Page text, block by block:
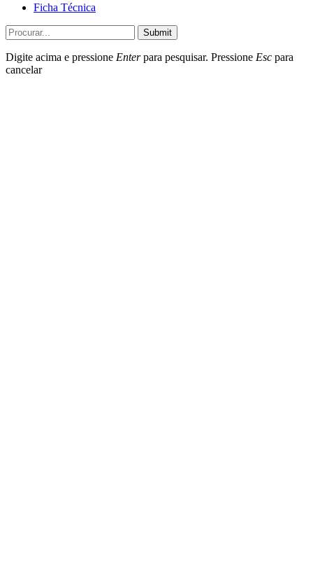
Ficha Técnica
Submit
Digite acima e pressione Enterpara pesquisar. Pressione Esc para
cancelar